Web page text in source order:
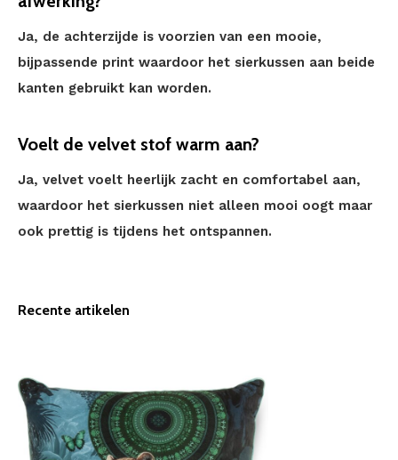
Ja, de achterzijde is voorzien van een mooie,
bijpassende print waardoor het sierkussen aan beide
kanten gebruikt kan worden.
Voelt de velvet stof warm aan?
Ja, velvet voelt heerlijk zacht en comfortabel aan,
waardoor het sierkussen niet alleen mooi oogt maar
ook prettig is tijdens het ontspannen.
Recente artikelen